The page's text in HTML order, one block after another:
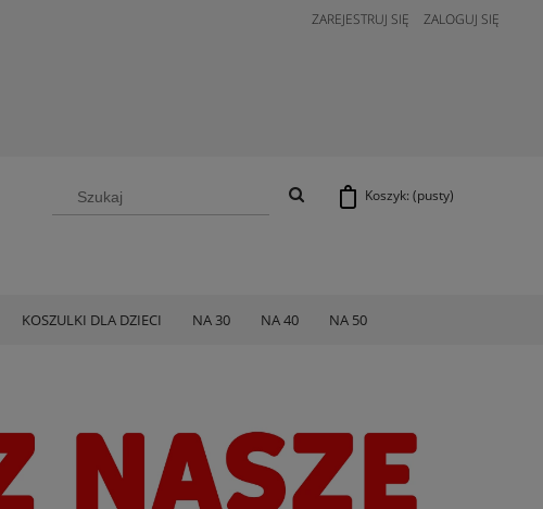
ZAREJESTRUJ SIĘ ZALOGUJ SIĘ
Koszyk: (pusty)
KOSZULKI DLA DZIECI NA 30 NA 40 NA 50